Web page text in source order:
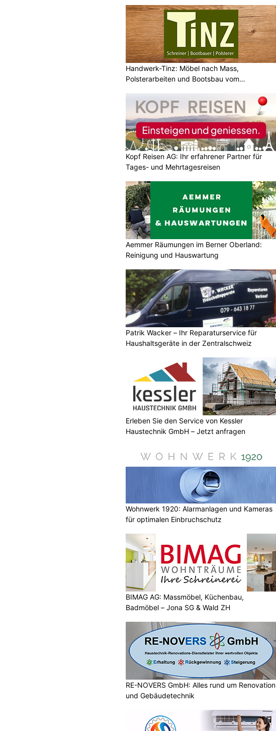
Handwerk-Tinz: Möbel nach Mass,
Polsterarbeiten und Bootsbau vom
Kopf Reisen AG: Ihr erfahrener Partner für
Tages- und Mehrtagesreisen
Aemmer Räumungen im Berner Oberland:
Reinigung und Hauswartung
Patrik Wacker – Ihr Reparaturservice für
Haushaltsgeräte in der Zentralschweiz
Erleben Sie den Service von Kessler
Haustechnik GmbH – Jetzt anfragen
Wohnwerk 1920: Alarmanlagen und Kameras
für optimalen Einbruchschutz
BIMAG AG: Massmöbel, Küchenbau,
Badmöbel – Jona SG & Wald ZH
RE-NOVERS GmbH: Alles rund um Renovation
und Gebäudetechnik